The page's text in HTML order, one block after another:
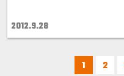
2012.9.28
1 2